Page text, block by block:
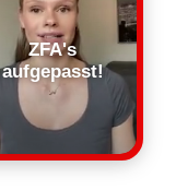
ZFA's
aufgepasst!